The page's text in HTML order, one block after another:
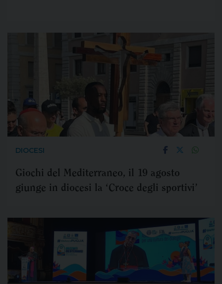
DIOCESI
Giochi del Mediterraneo, il 19 agosto
giunge in diocesi la ‘Croce degli sportivi’